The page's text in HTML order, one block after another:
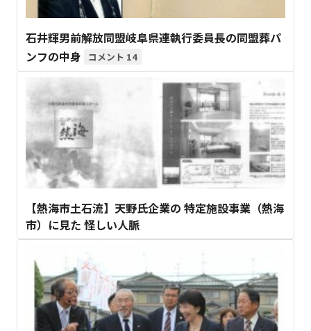
石井輝男前解放同盟岐阜県連執行委員長の同盟葬パ
ンフの中身
14
【熱海市土石流】天野氏企業の 特定施設事業（熱海
市）に見た 怪しい人脈